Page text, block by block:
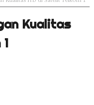
Kualitas